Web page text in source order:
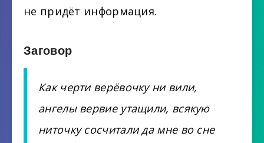
не придёт информация.
Заговор
Как черти верёвочку ни вили,
ангелы вервие утащили, всякую
ниточку сосчитали да мне во сне